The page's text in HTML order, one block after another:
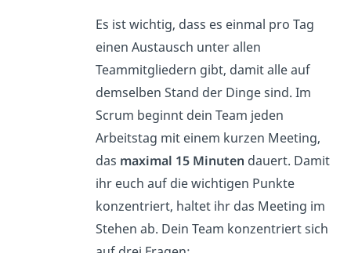
Es ist wichtig, dass es einmal pro Tag
einen Austausch unter allen
Teammitgliedern gibt, damit alle auf
demselben Stand der Dinge sind. Im
Scrum beginnt dein Team jeden
Arbeitstag mit einem kurzen Meeting,
das maximal 15 Minuten dauert. Damit
ihr euch auf die wichtigen Punkte
konzentriert, haltet ihr das Meeting im
Stehen ab. Dein Team konzentriert sich